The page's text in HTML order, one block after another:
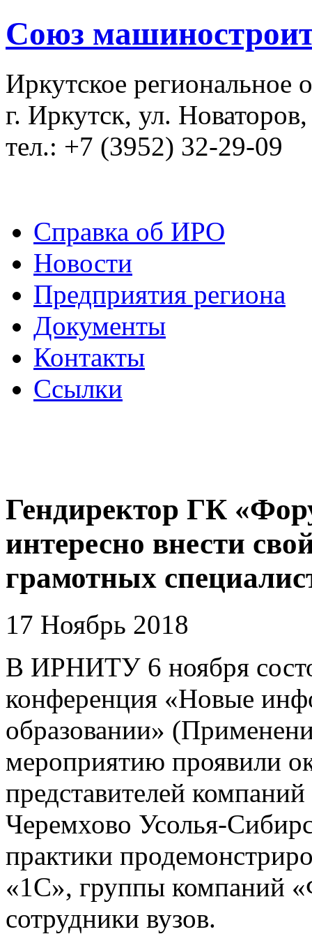
Союз
Иркутское региональное
г. Иркутск, ул.
тел.: +7 (3952) 32-29-09
Справка об ИРО
Новости
Предприятия региона
Документы
Контакты
Ссылки
Гендиректор ГК
интересно внести
грамотных
17 Ноябрь 2018
В ИРНИТУ 6 ноября
конференция «Новые
образовании»
мероприятию проявили
представителей
Черемхово Усолья-
практики
«1С», группы компаний
сотрудники вузов.